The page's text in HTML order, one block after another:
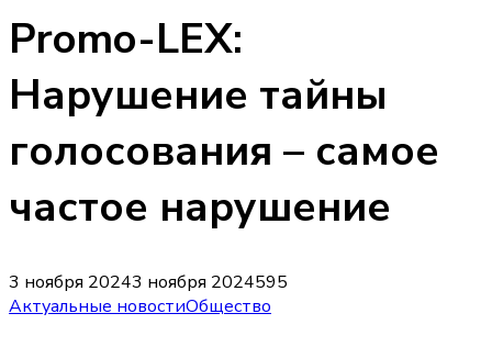
Promo-LEX:
Нарушение тайны
голосования – самое
частое нарушение
3 ноября 20243 ноября 2024595
Актуальные новостиОбщество